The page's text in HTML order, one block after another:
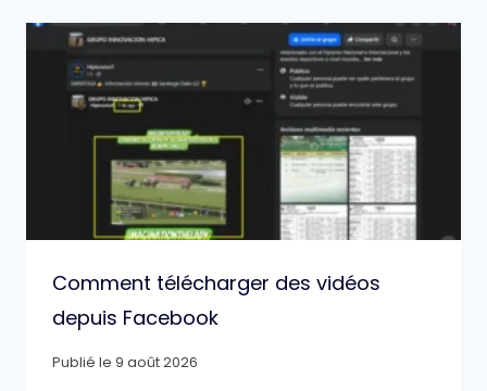
Comment télécharger des vidéos
depuis Facebook
Publié le 9 août 2026